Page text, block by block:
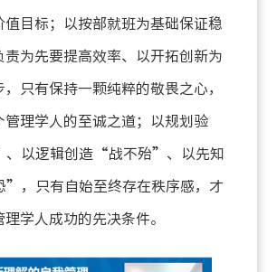
值目标；以按部就班为基础保证稳
责为先要提高效率、以开拓创新为
，只有保持一颗纯粹的敬畏之心，
管理学人的至诚之道；以规划验
、以逻辑创造 “战不殆” 、以先知
” ，只有自始至终存在秩序感，才
学人成功的先决条件。